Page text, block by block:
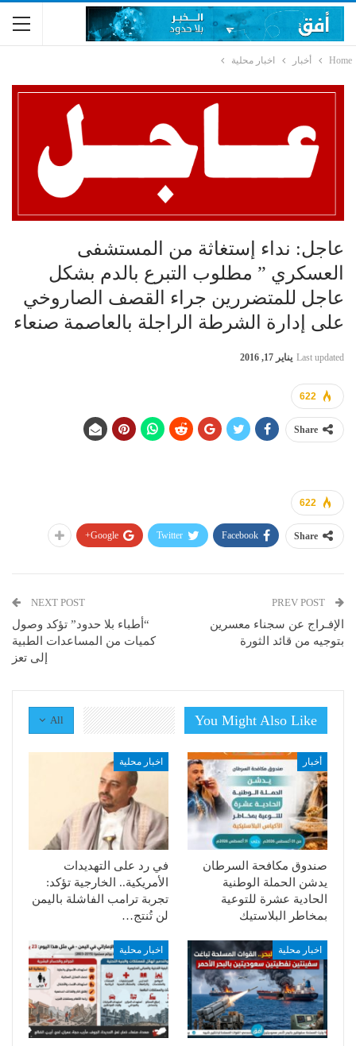
Home أخبار اخبار محلية
عاجل: نداء إستغاثة من المستشفى
العسكري ” مطلوب التبرع بالدم بشكل
عاجل للمتضررين جراء القصف الصاروخي
على إدارة الشرطة الراجلة بالعاصمة صنعاء
Last updated يناير 17, 2016
622
Share
622
Share
Facebook
Twitter
Google+
الإفـراج عن سجناء معسرين
بتوجيه من قائد الثورة
NEXT POST
“أطباء بلا حدود” تؤكد وصول
كميات من المساعدات الطبية
إلى تعز
All You Might Also Like
أخبار
صندوق مكافحة السرطان
يدشن الحملة الوطنية
الحادية عشرة للتوعية
بمخاطر البلاستيك
اخبار محلية
في رد على التهديدات
الأمريكية.. الخارجية تؤكد:
تجربة ترامب الفاشلة باليمن
لن تُنتج…
اخبار محلية اخبار محلية